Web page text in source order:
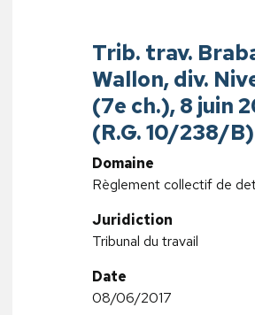
Trib. trav.
Wallon, div.
(7e ch.), 8 juin
(R.G. 10/238/B)
Domaine
Règlement collectif de
Juridiction
Tribunal du travail
Date
08/06/2017